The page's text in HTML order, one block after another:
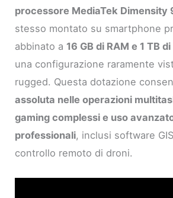
processore MediaTek Dimensity
stesso montato su smartphone
abbinato a 16 GB di RAM e 1 TB
una configurazione raramente
rugged. Questa dotazione
assoluta nelle operazioni
gaming complessi e uso
professionali, inclusi software
controllo remoto di droni.